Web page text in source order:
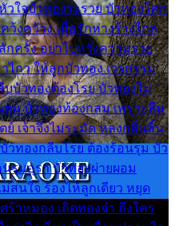
ใจบัวทองระรวย บัวทองโศก
ว้งคว้าง เมื่อรักห่างร้างไกล
ครั้ง อย่าไปหวังความรวย
ไกว ให้ลูกบัวทอง เวรกรรม
บัวทองต้องโรย บัวทองไม่
ม บัวทองท้องกลม เพราะลืม
เจ้าจึงไม่ระมัด หลงกลิ่นลิ้น
วทองกลีบโรย ต้องร้อนรุม บัว
รุมอุรา บัวทองผ่ายผอม
สนใจ ร้องไห้ลูกเดียว หยุด
ร้าหมอง เถิดทองจ๋า ถึงใคร